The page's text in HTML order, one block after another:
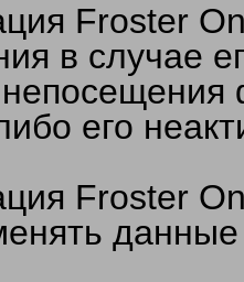
Froster
в случае
его
Froster